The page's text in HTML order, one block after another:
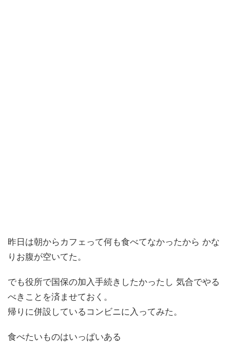
昨日は朝からカフェって何も食べてなかったから かな
りお腹が空いてた。
でも役所で国保の加入手続きしたかったし 気合でやる
べきことを済ませておく。
帰りに併設しているコンビニに入ってみた。
食べたいものはいっぱいある